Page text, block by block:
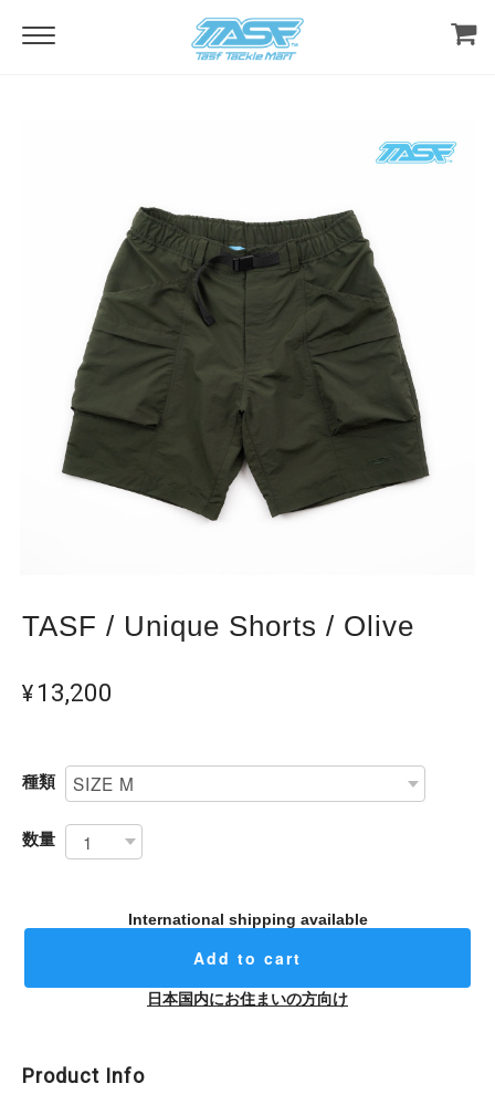
TASF / Unique Shorts / Olive
¥13,200
種類
数量
International shipping available
Add to cart
日本国内にお住まいの方向け
Product Info